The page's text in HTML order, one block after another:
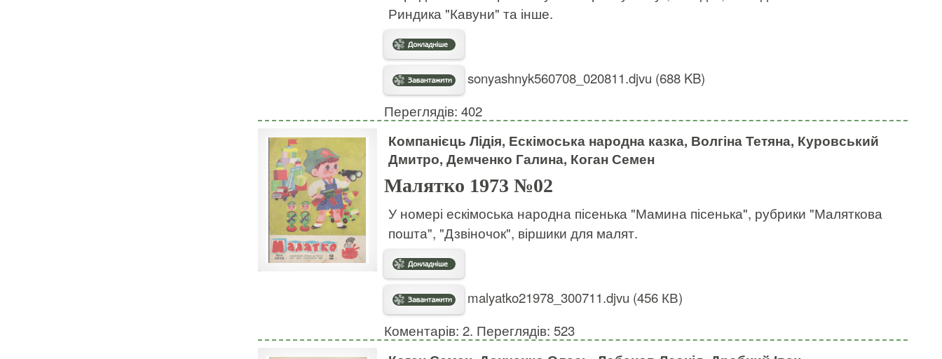
Риндика "Кавуни" та інше.
sonyashnyk560708_020811.djvu (688 KB)
Переглядів: 402
Компанієць Лідія, Ескімоська народна казка, Волгіна Тетяна, Куровський
Дмитро, Демченко Галина, Коган Семен
Малятко 1973 №02
У номері ескімоська народна пісенька "Мамина пісенька", рубрики "Маляткова
пошта", "Дзвіночок", віршики для малят.
malyatko21978_300711.djvu (456 КВ)
Коментарів: 2. Переглядів: 523